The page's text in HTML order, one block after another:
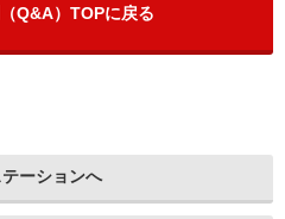
Q&A）TOPに戻る
ーションへ